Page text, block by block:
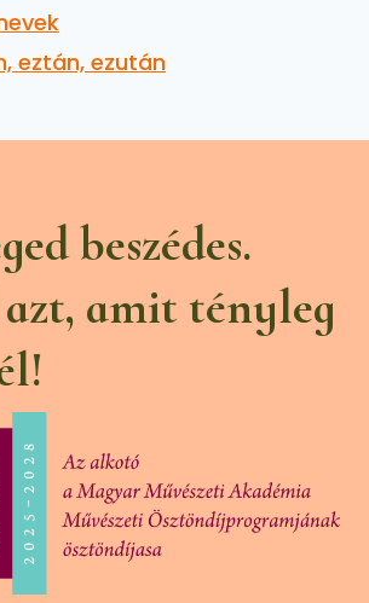
eztán, ezután
beszédes.
amit tényleg